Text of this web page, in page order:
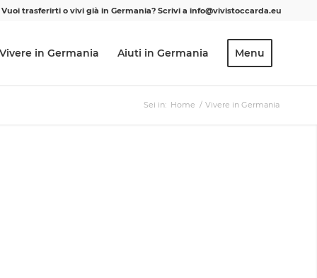
Vuoi trasferirti o vivi già in Germania? Scrivi a info@vivistoccarda.eu
Vivere in Germania Aiuti in Germania Menu
Sei in: Home / Vivere in Germania